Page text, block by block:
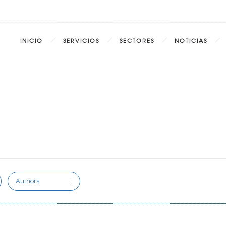
INICIO SERVICIOS SECTORES NOTICIAS
Authors